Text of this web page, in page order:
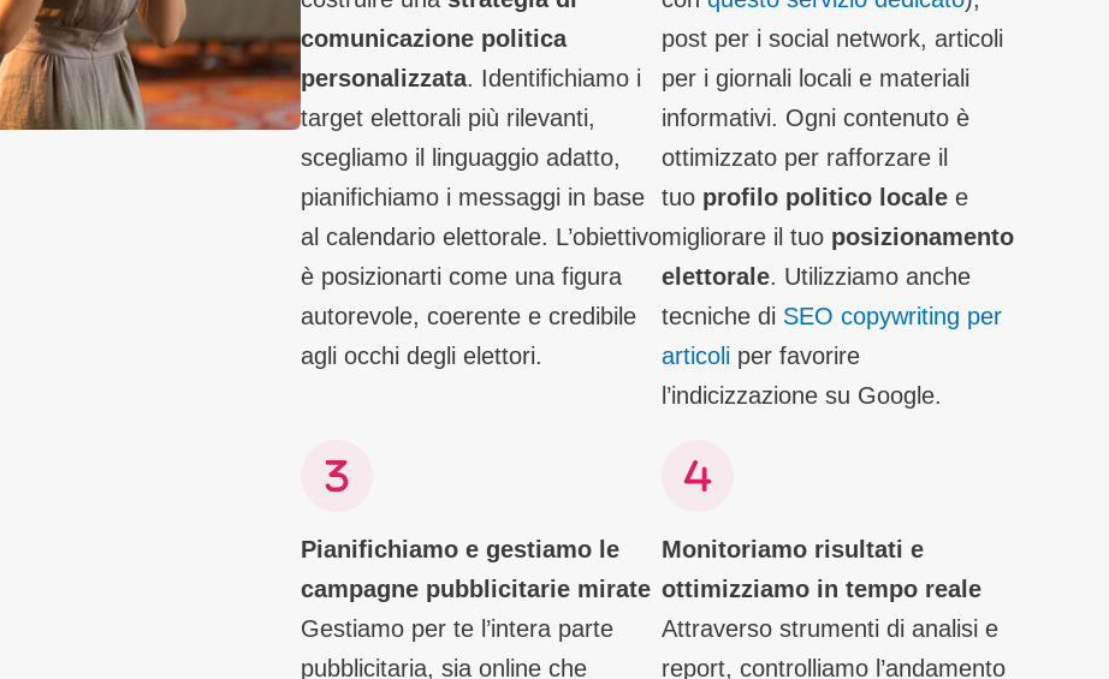
comunicazione politica
personalizzata. Identifichiamo i
target elettorali più rilevanti,
scegliamo il linguaggio adatto,
pianifichiamo i messaggi in base
al calendario elettorale. L’obiettivo
è posizionarti come una figura
autorevole, coerente e credibile
agli occhi degli elettori.
post per i social network, articoli
per i giornali locali e materiali
informativi. Ogni contenuto è
ottimizzato per rafforzare il
tuo profilo politico locale e
migliorare il tuo posizionamento
elettorale. Utilizziamo anche
tecniche di SEO copywriting per
articoli per favorire
l’indicizzazione su Google.
Pianifichiamo e gestiamo le
campagne pubblicitarie mirate
Gestiamo per te l’intera parte
pubblicitaria, sia online che
Monitoriamo risultati e
ottimizziamo in tempo reale
Attraverso strumenti di analisi e
report, controlliamo l’andamento